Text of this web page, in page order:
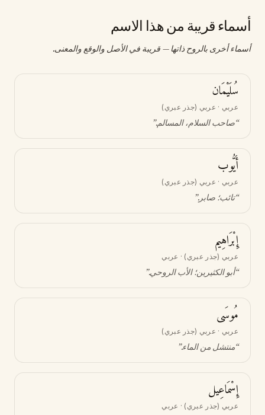
أسماء قريبة من هذا الاسم
أسماء أخرى بالروح ذاتها — قريبة في الأصل والوقع والمعنى.
سُلَيْمَان
عربي · عربي (جذر عبري)
“صاحب السلام، المسالم.”
أَيُّوب
عربي · عربي (جذر عبري)
“تائب؛ صابر.”
إِبْرَاهِيم
عربي (جذر عبري) · عربي
“أبو الكثيرين؛ الأب الروحي.”
مُوسَى
عربي · عربي (جذر عبري)
“منتشل من الماء.”
إِسْمَاعِيل
عربي (جذر عبري) · عربي